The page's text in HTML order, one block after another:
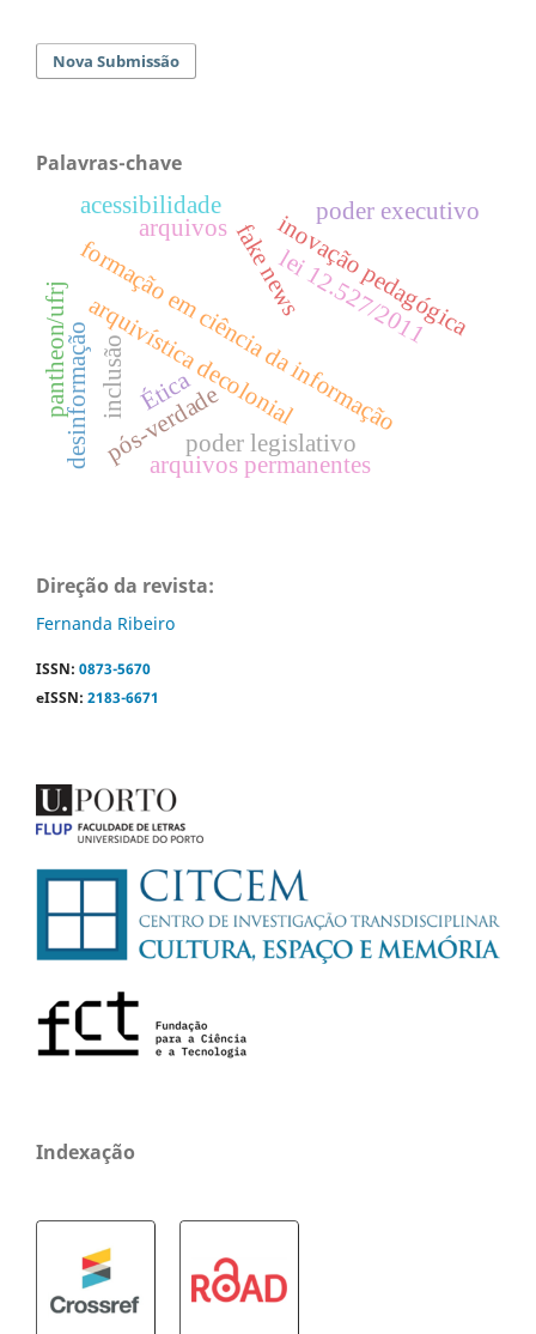
Nova Submissão
Palavras-chave
inovação pedagógica
formação em ciência da informação
arquivística decolonial
desinformação
fake news
pós-verdade
poder executivo
poder legislativo
arquivos permanentes
arquivos
acessibilidade
inclusão
lei 12.527/2011
pantheon/ufrj Ética
Direção da revista:
Fernanda Ribeiro
ISSN:0873-5670
eISSN:2183-6671
Indexação